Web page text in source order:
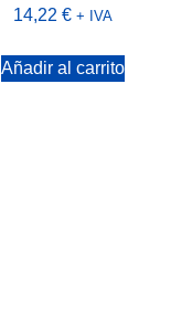
14,22 € + IVA
Añadir al carrito